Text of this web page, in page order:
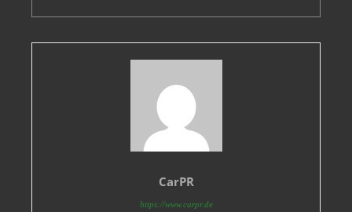
CarPR
https://www.carpr.de